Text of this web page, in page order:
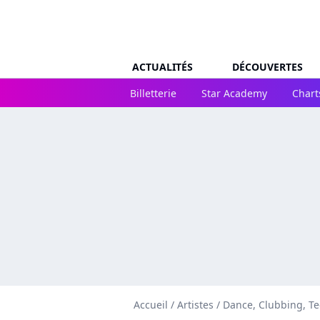
ACTUALITÉS
DÉCOUVERTES
Billetterie
Star Academy
Accueil / Artistes / Dance, Clubbing,